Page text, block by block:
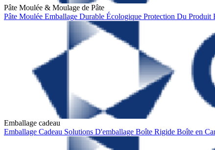
Pâte Moulée & Moulage de Pâte
Pâte Moulée Emballage Durable Écologique Protection Du Produit
Emballage cadeau
Emballage Cadeau Solutions D'emballage Boîte Rigide Boîte en